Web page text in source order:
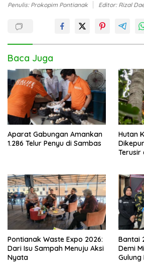
Penulis: Prokopim Pontianak Editor: Rizal
Baca Juga
Aparat Gabungan Amankan
1.286 Telur Penyu di Sambas
Hutan
Terusir
Pontianak Waste Expo 2026:
Dari Isu Sampah Menuju Aksi
Nyata
Bantai
Demi